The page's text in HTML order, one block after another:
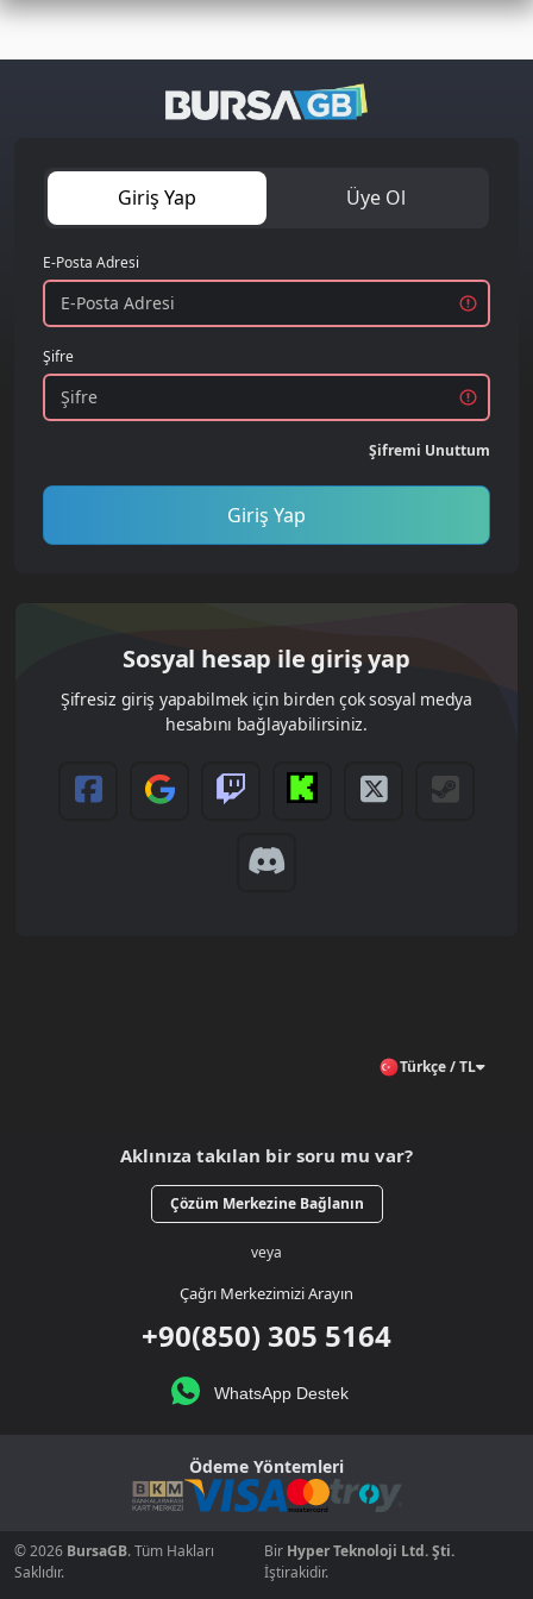
Giriş Yap Üye Ol
E-Posta Adresi
Şifre
Şifremi Unuttum
Giriş Yap
Sosyal hesap ile giriş yap
Şifresiz giriş yapabilmek için birden çok sosyal medya
hesabını bağlayabilirsiniz.
Türkçe / TL
Aklınıza takılan bir soru mu var?
Çözüm Merkezine Bağlanın
veya
Çağrı Merkezimizi Arayın
+90(850) 305 5164
WhatsApp Destek
Ödeme Yöntemleri
© 2026 BursaGB. Tüm Hakları
Saklıdır.
Bir Hyper Teknoloji Ltd. Şti.
İştirakidir.